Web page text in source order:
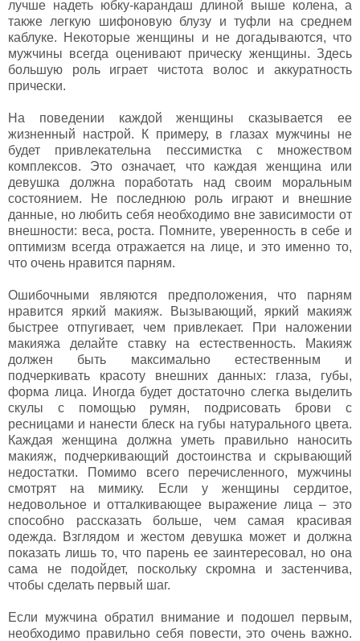
лучше надеть юбку-карандаш длиной выше колена, а
также легкую шифоновую блузу и туфли на среднем
каблуке. Некоторые женщины и не догадываются, что
мужчины всегда оценивают прическу женщины. Здесь
большую роль играет чистота волос и аккуратность
прически.
На поведении каждой женщины сказывается ее
жизненный настрой. К примеру, в глазах мужчины не
будет привлекательна пессимистка с множеством
комплексов. Это означает, что каждая женщина или
девушка должна поработать над своим моральным
состоянием. Не последнюю роль играют и внешние
данные, но любить себя необходимо вне зависимости от
внешности: веса, роста. Помните, уверенность в себе и
оптимизм всегда отражается на лице, и это именно то,
что очень нравится парням.
Ошибочными являются предположения, что парням
нравится яркий макияж. Вызывающий, яркий макияж
быстрее отпугивает, чем привлекает. При наложении
макияжа делайте ставку на естественность. Макияж
должен быть максимально естественным и
подчеркивать красоту внешних данных: глаза, губы,
форма лица. Иногда будет достаточно слегка выделить
скулы с помощью румян, подрисовать брови с
ресницами и нанести блеск на губы натурального цвета.
Каждая женщина должна уметь правильно наносить
макияж, подчеркивающий достоинства и скрывающий
недостатки. Помимо всего перечисленного, мужчины
смотрят на мимику. Если у женщины сердитое,
недовольное и отталкивающее выражение лица – это
способно рассказать больше, чем самая красивая
одежда. Взглядом и жестом девушка может и должна
показать лишь то, что парень ее заинтересовал, но она
сама не подойдет, поскольку скромна и застенчива,
чтобы сделать первый шаг.
Если мужчина обратил внимание и подошел первым,
необходимо правильно себя повести, это очень важно.